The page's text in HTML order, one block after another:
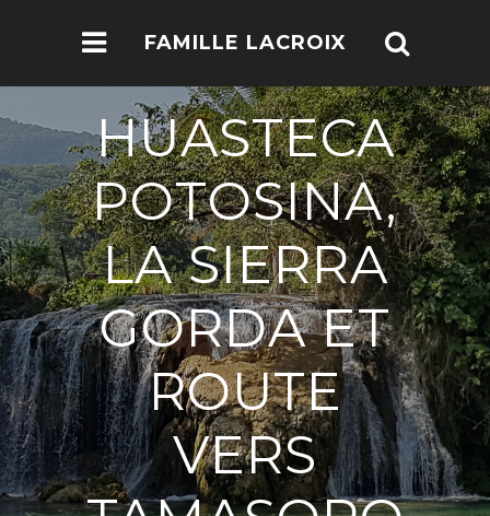
FAMILLE LACROIX
HUASTECA
POTOSINA,
LA SIERRA
GORDA ET
ROUTE
VERS